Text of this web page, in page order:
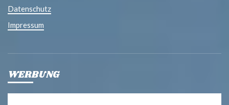
Datenschutz
Impressum
WERBUNG